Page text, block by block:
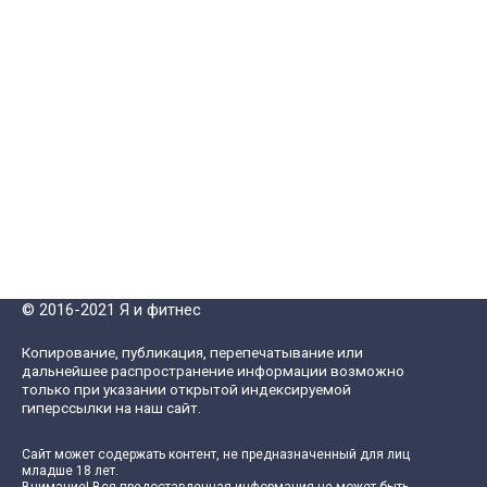
© 2016-2021 Я и фитнес
Копирование, публикация, перепечатывание или
дальнейшее распространение информации возможно
только при указании открытой индексируемой
гиперссылки на наш сайт.
Сайт может содержать контент, не предназначенный для лиц
младше 18 лет.